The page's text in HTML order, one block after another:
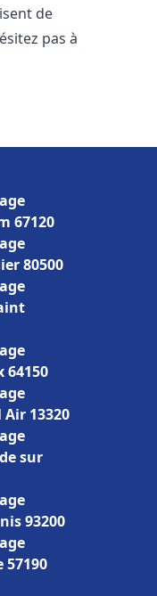
de
pas à
67120
80500
64150
13320
sur
93200